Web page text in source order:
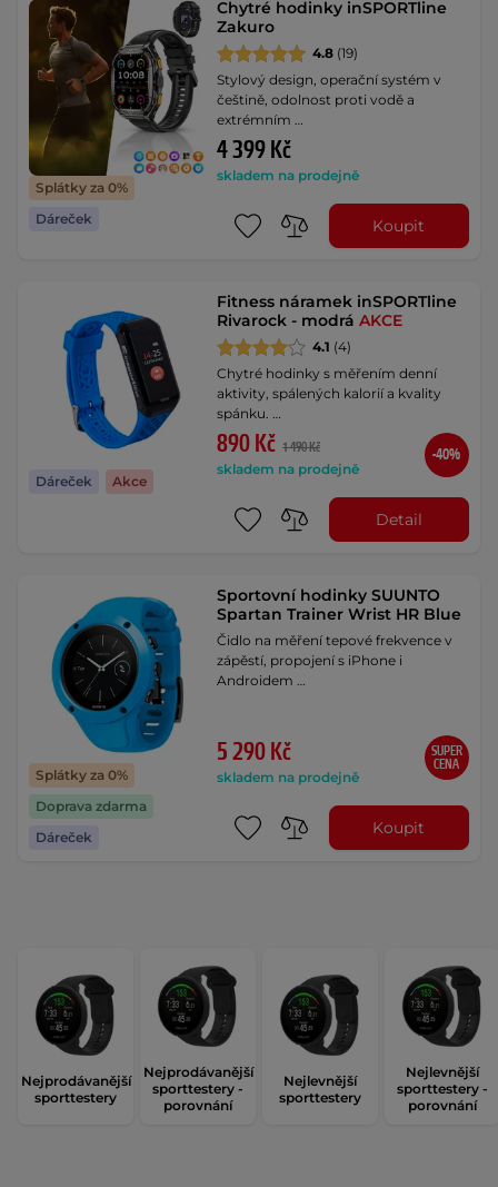
Splátky za 0%
Dáreček
Chytré hodinky inSPORTline
Zakuro
4.8 (19)
Stylový design, operační systém v
češtině, odolnost proti vodě a
extrémním …
4 399 Kč
skladem na prodejně
Koupit
Dáreček Akce
Fitness náramek inSPORTline
Rivarock - modráAKCE
4.1 (4)
Chytré hodinky s měřením denní
aktivity, spálených kalorií a kvality
spánku. …
890 Kč 1 490 Kč
skladem na prodejně
-40%
Detail
Splátky za 0%
Doprava zdarma
Dáreček
Sportovní hodinky SUUNTO
Spartan Trainer Wrist HR Blue
Čidlo na měření tepové frekvence v
zápěstí, propojení s iPhone i
Androidem …
5 290 Kč
skladem na prodejně
SUPER
CENA
Koupit
Nejprodávanější
sporttestery
Nejprodávanější
sporttestery -
porovnání
Nejlevnější
sporttestery
Nejlevnější
sporttestery -
porovnání